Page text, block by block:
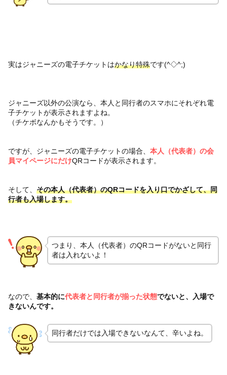
実はジャニーズの電子チケットはかなり特殊です(^◇^;)
ジャニーズ以外の公演なら、本人と同行者のスマホにそれぞれ電
子チケットが表示されますよね。
（チケボなんかもそうです。）
ですが、ジャニーズの電子チケットの場合、 本人（代表者）の会
員マイページにだけQRコードが表示されます。
そして、 その本人（代表者）のQRコードを入り口でかざして、同
行者も入場します。
つまり、本人（代表者）のQRコードがないと同行
者は入れないよ！
なので、 基本的に代表者と同行者が揃った状態でないと、入場で
きないんです。
同行者だけでは入場できないなんて、辛いよね。